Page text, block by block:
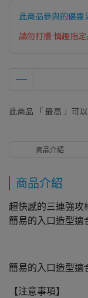
此商品參與的優惠
請勿打擾 情趣指
此商品 「 最高 」可
商品介紹
商品介紹
超快感的三連強攻
簡易的入口造型適
簡易的入口造型適
【注意事項】